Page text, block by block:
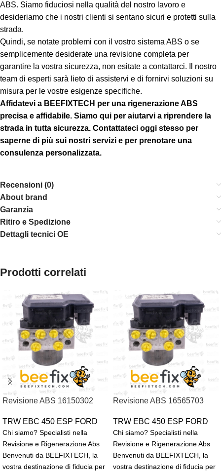
ABS. Siamo fiduciosi nella qualità del nostro lavoro e
desideriamo che i nostri clienti si sentano sicuri e protetti sulla
strada.
Quindi, se notate problemi con il vostro sistema ABS o se
semplicemente desiderate una revisione completa per
garantire la vostra sicurezza, non esitate a contattarci. Il nostro
team di esperti sarà lieto di assistervi e di fornirvi soluzioni su
misura per le vostre esigenze specifiche.
Affidatevi a BEEFIXTECH per una rigenerazione ABS
precisa e affidabile. Siamo qui per aiutarvi a riprendere la
strada in tutta sicurezza. Contattateci oggi stesso per
saperne di più sui nostri servizi e per prenotare una
consulenza personalizzata.
Recensioni (0)
About brand
Garanzia
Ritiro e Spedizione
Dettagli tecnici OE
Prodotti correlati
Revisione ABS 16150302
TRW EBC 450 ESP FORD
Chi siamo? Specialisti nella
Revisione e Rigenerazione Abs
Benvenuti da BEEFIXTECH, la
vostra destinazione di fiducia per
Revisione ABS 16565703
TRW EBC 450 ESP FORD
Chi siamo? Specialisti nella
Revisione e Rigenerazione Abs
Benvenuti da BEEFIXTECH, la
vostra destinazione di fiducia per